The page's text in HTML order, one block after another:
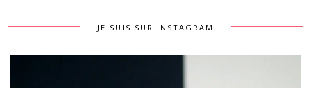
JE SUIS SUR INSTAGRAM